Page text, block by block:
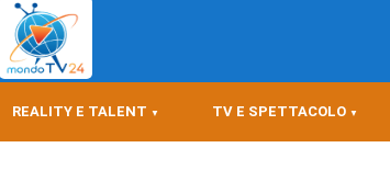
REALITY E TALENT TV E SPETTACOLO